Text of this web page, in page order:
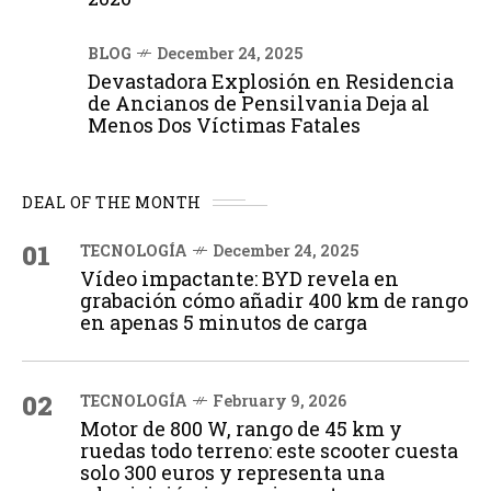
BLOG December 24, 2025
Devastadora Explosión en Residencia
de Ancianos de Pensilvania Deja al
Menos Dos Víctimas Fatales
DEAL OF THE MONTH
01 TECNOLOGÍA December 24, 2025
Vídeo impactante: BYD revela en
grabación cómo añadir 400 km de rango
en apenas 5 minutos de carga
02 TECNOLOGÍA February 9, 2026
Motor de 800 W, rango de 45 km y
ruedas todo terreno: este scooter cuesta
solo 300 euros y representa una